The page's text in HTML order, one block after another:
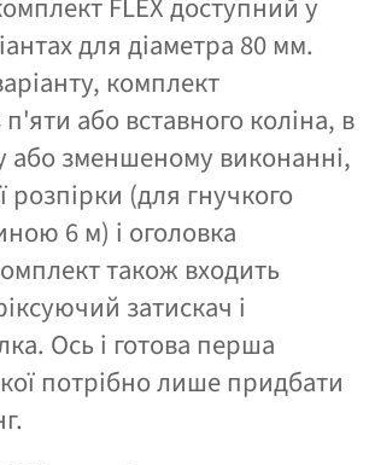
FLEX доступний у
для діаметра 80 мм.
комплект
п'яти або вставного коліна, в
або зменшеному виконанні,
розпірки (для гнучкого
6 м) і оголовка
також входить
затискач і
Ось і готова перша
потрібно лише придбати